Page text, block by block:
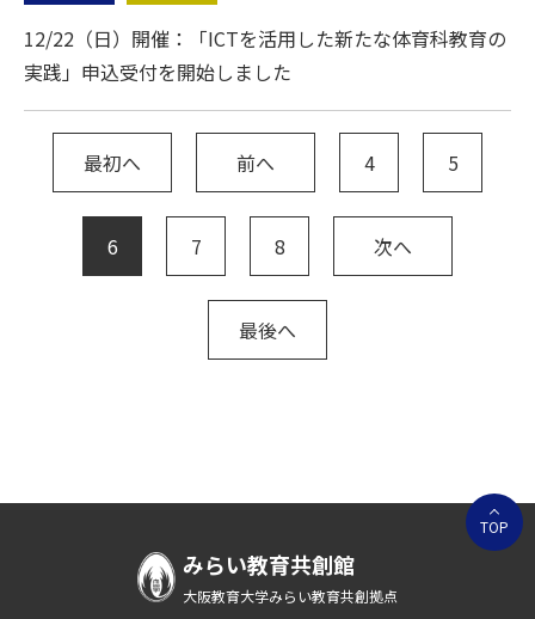
12/22（日）開催：「ICTを活⽤した新たな体育科教育の
実践」申込受付を開始しました
最初へ 前へ 4 5
6 7 8 次へ
最後へ
TOP
みらい教育共創館
大阪教育大学みらい教育共創拠点